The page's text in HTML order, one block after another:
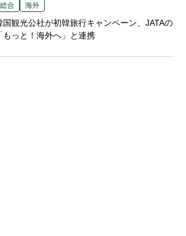
総合 海外
国観光公社が初韓旅行キャンペーン、JATAの
「もっと！海外へ」と連携